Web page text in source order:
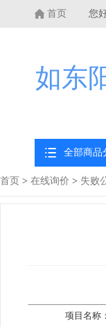
首页 您
如东
全部商品
首页 > 在线询价 > 失败
项目名称：